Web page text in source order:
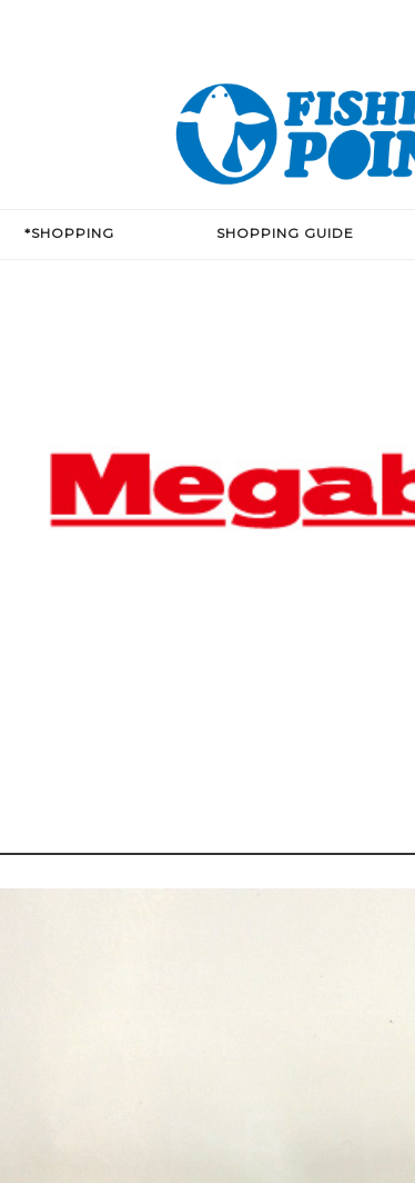
*SHOPPING SHOPPING GUIDE